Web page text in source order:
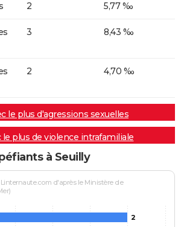
2 5,77 ‰
3 8,43 ‰
2 4,70 ‰
le plus d'agressions sexuelles
le plus de violence intrafamiliale
à Seuilly
d'après le Ministère de
2